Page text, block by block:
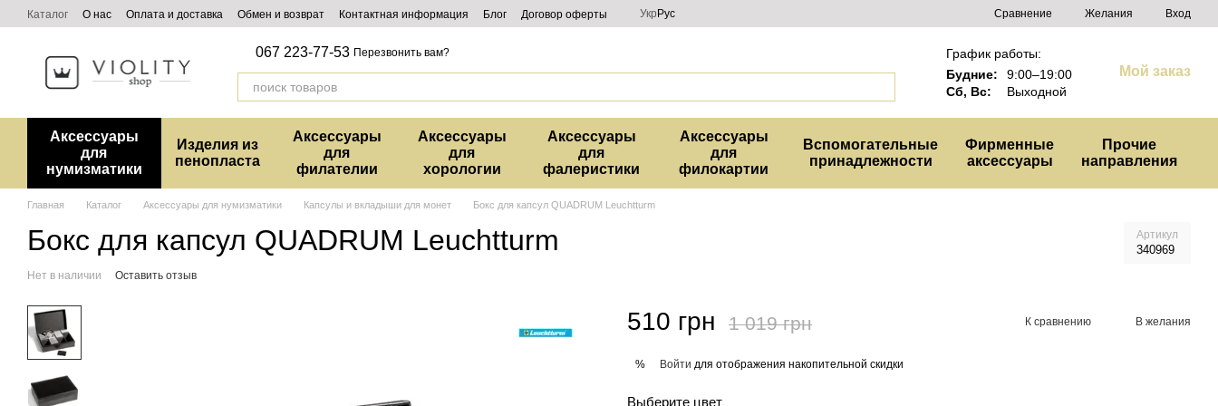
Перейти к основному контенту
Каталог О нас Оплата и доставка Обмен и возврат Контактная информация Блог Договор оферты Укр Рус Сравнение Желания Вход
067 223-77-53 Перезвонить вам?
График работы:
Будние:
9:00–19:00
Сб, Вс:
Выходной
Мой заказ
Аксессуары
для
нумизматики
Изделия из
пенопласта
Аксессуары
для
филателии
Аксессуары
для
хорологии
Аксессуары
для
фалеристики
Аксессуары
для
филокартии
Вспомогательные
принадлежности
Фирменные
аксессуары
Прочие
направления
Главная Каталог Аксессуары для нумизматики Капсулы и вкладыши для монет Бокс для капсул QUADRUM Leuchtturm
Бокс для капсул QUADRUM Leuchtturm Артикул
340969
Нет в наличии Оставить отзыв
510 грн 1 019 грн К сравнению В желания
% Войти для отображения накопительной скидки
Выберите цвет